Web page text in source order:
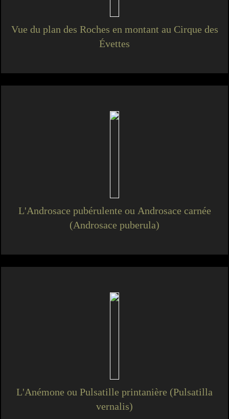
Vue du plan des Roches en montant au Cirque des
Évettes
L'Androsace pubérulente ou Androsace carnée
(Androsace puberula)
L'Anémone ou Pulsatille printanière (Pulsatilla
vernalis)